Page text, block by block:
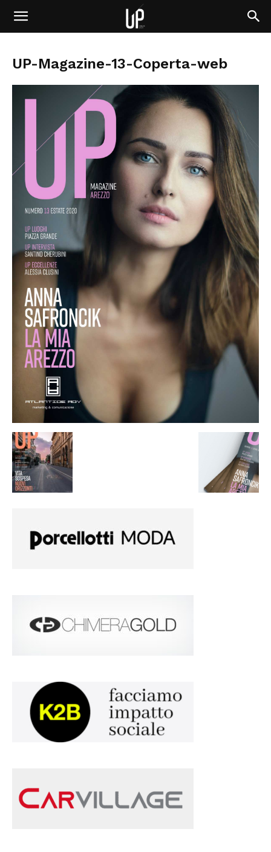
UP-Magazine-13-Coperta-web